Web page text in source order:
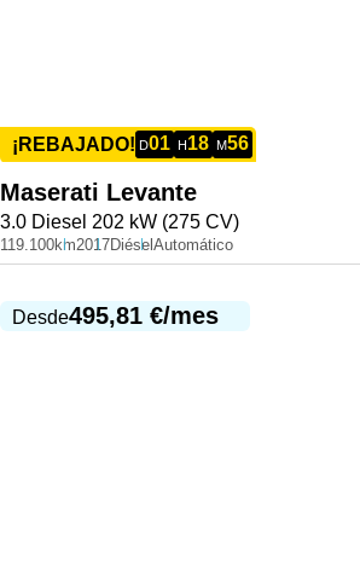
¡REBAJADO! D01 H 18 M56
Maserati Levante
3.0 Diesel 202 kW (275 CV)
119.100km2017Diésel Automático
Desde495,81 €/mes